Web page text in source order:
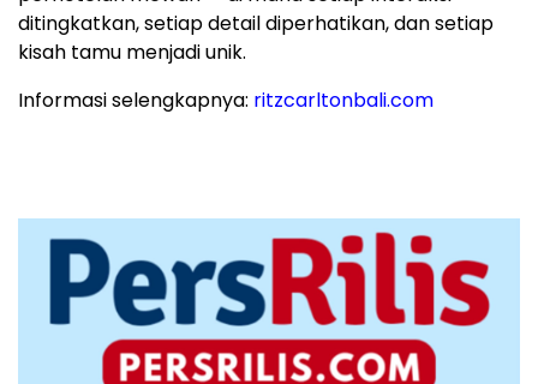
ditingkatkan, setiap detail diperhatikan, dan setiap
kisah tamu menjadi unik.
Informasi selengkapnya: ritzcarltonbali.com